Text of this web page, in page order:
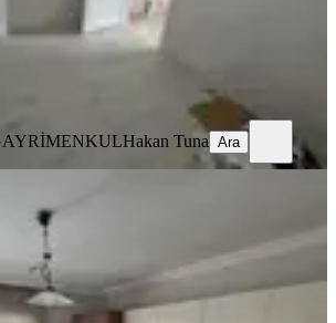
Hakan Tuna Ara
3+1 Bakımlı Daire
Üçtutlar Mahallesi
·150 m²· 3. Kat·25.07.2026